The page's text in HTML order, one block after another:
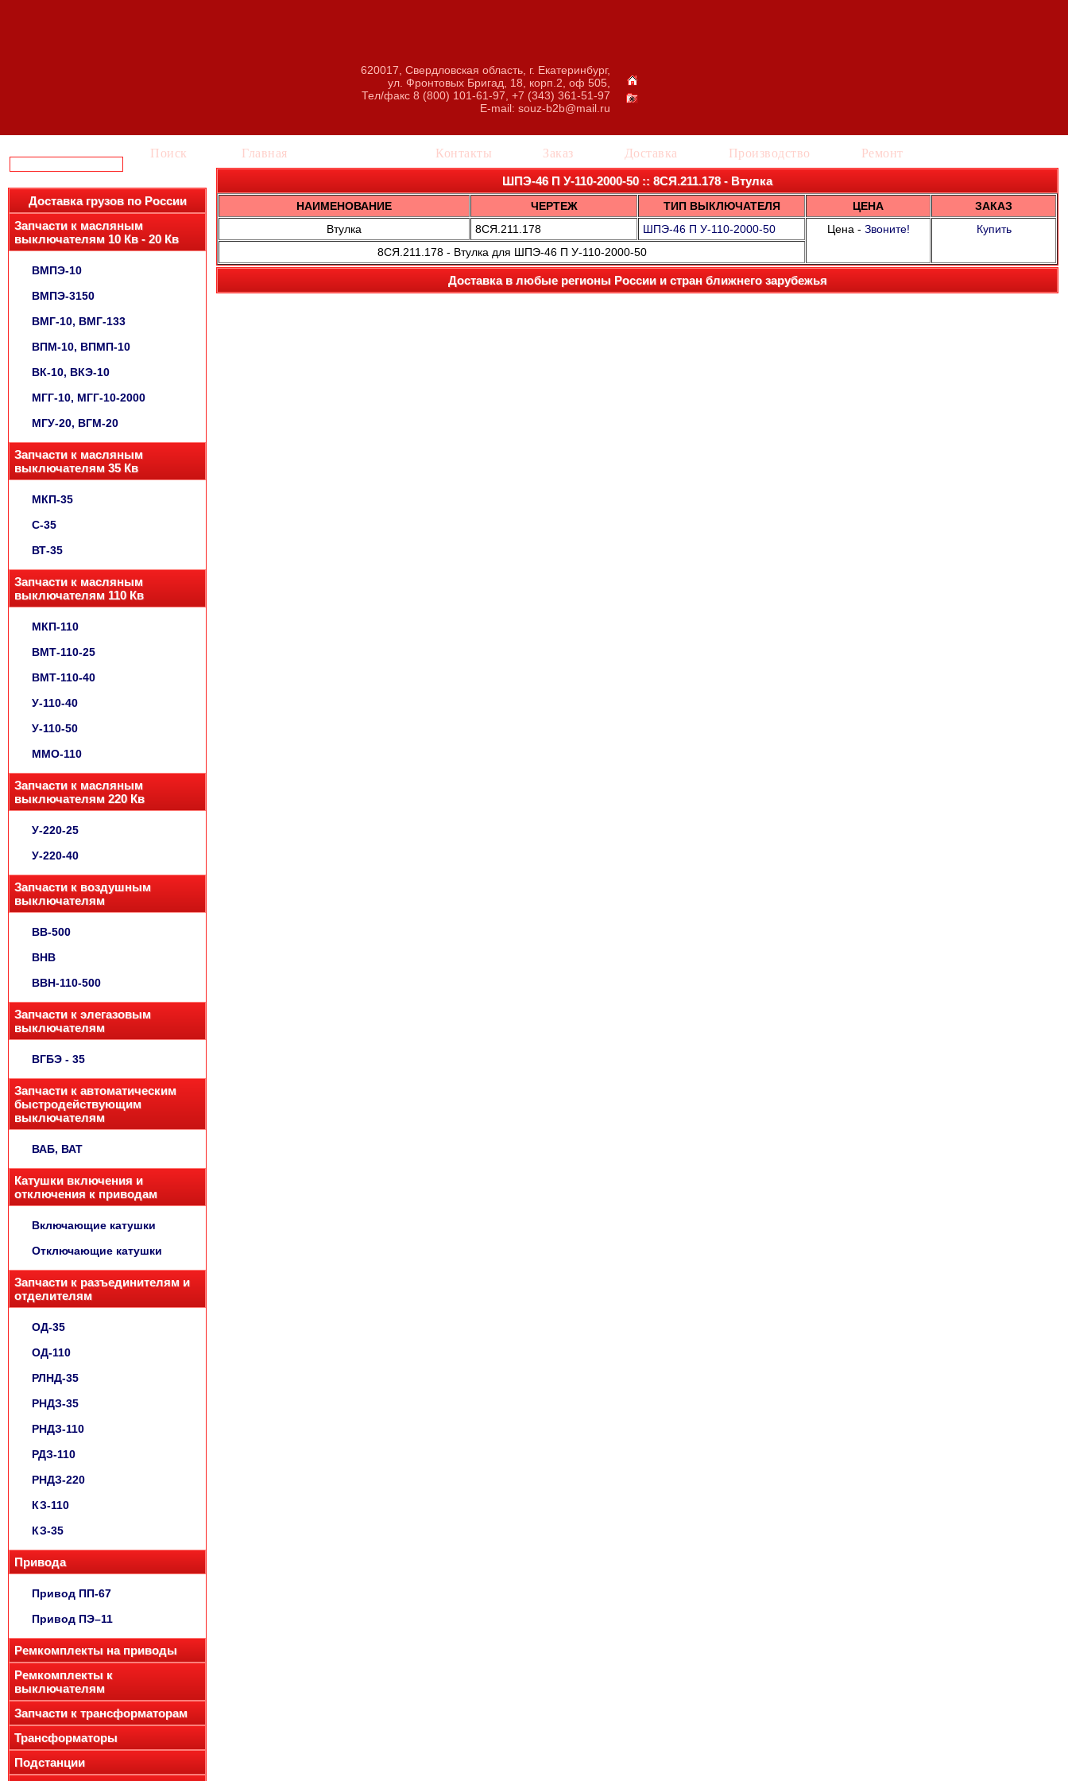
620017, Свердловская область, г. Екатеринбург,
ул. Фронтовых Бригад, 18, корп.2, оф 505,
Тел/факс 8 (800) 101-61-97, +7 (343) 361-51-97
E-mail: souz-b2b@mail.ru
Поиск
Доставка грузов по России
Запчасти к масляным
выключателям 10 Кв - 20 Кв
ВМПЭ-10
ВМПЭ-3150
ВМГ-10, ВМГ-133
ВПМ-10, ВПМП-10
ВК-10, ВКЭ-10
МГГ-10, МГГ-10-2000
МГУ-20, ВГМ-20
Запчасти к масляным
выключателям 35 Кв
МКП-35
С-35
ВТ-35
Запчасти к масляным
выключателям 110 Кв
МКП-110
ВМТ-110-25
ВМТ-110-40
У-110-40
У-110-50
ММО-110
Запчасти к масляным
выключателям 220 Кв
У-220-25
У-220-40
Запчасти к воздушным
выключателям
ВВ-500
ВНВ
ВВН-110-500
Запчасти к элегазовым
выключателям
ВГБЭ - 35
Запчасти к автоматическим
быстродействующим
выключателям
ВАБ, ВАТ
Катушки включения и
отключения к приводам
Включающие катушки
Отключающие катушки
Запчасти к разъединителям и
отделителям
ОД-35
ОД-110
РЛНД-35
РНДЗ-35
РНДЗ-110
РДЗ-110
РНДЗ-220
КЗ-110
КЗ-35
Привода
Привод ПП-67
Привод ПЭ–11
Ремкомплекты на приводы
Ремкомплекты к
выключателям
Запчасти к трансформаторам
Трансформаторы
Подстанции
Главная Контакты Заказ Доставка Производство Ремонт
ШПЭ-46 П У-110-2000-50 :: 8СЯ.211.178 - Втулка
НАИМЕНОВАНИЕ ЧЕРТЕЖ ТИП ВЫКЛЮЧАТЕЛЯ ЦЕНА
ЗАКАЗ
Втулка
8СЯ.211.178 ШПЭ-46 П У-110-2000-50 Цена - Звоните!
Купить
8СЯ.211.178 - Втулка для ШПЭ-46 П У-110-2000-50
Доставка в любые регионы России и стран ближнего зарубежья